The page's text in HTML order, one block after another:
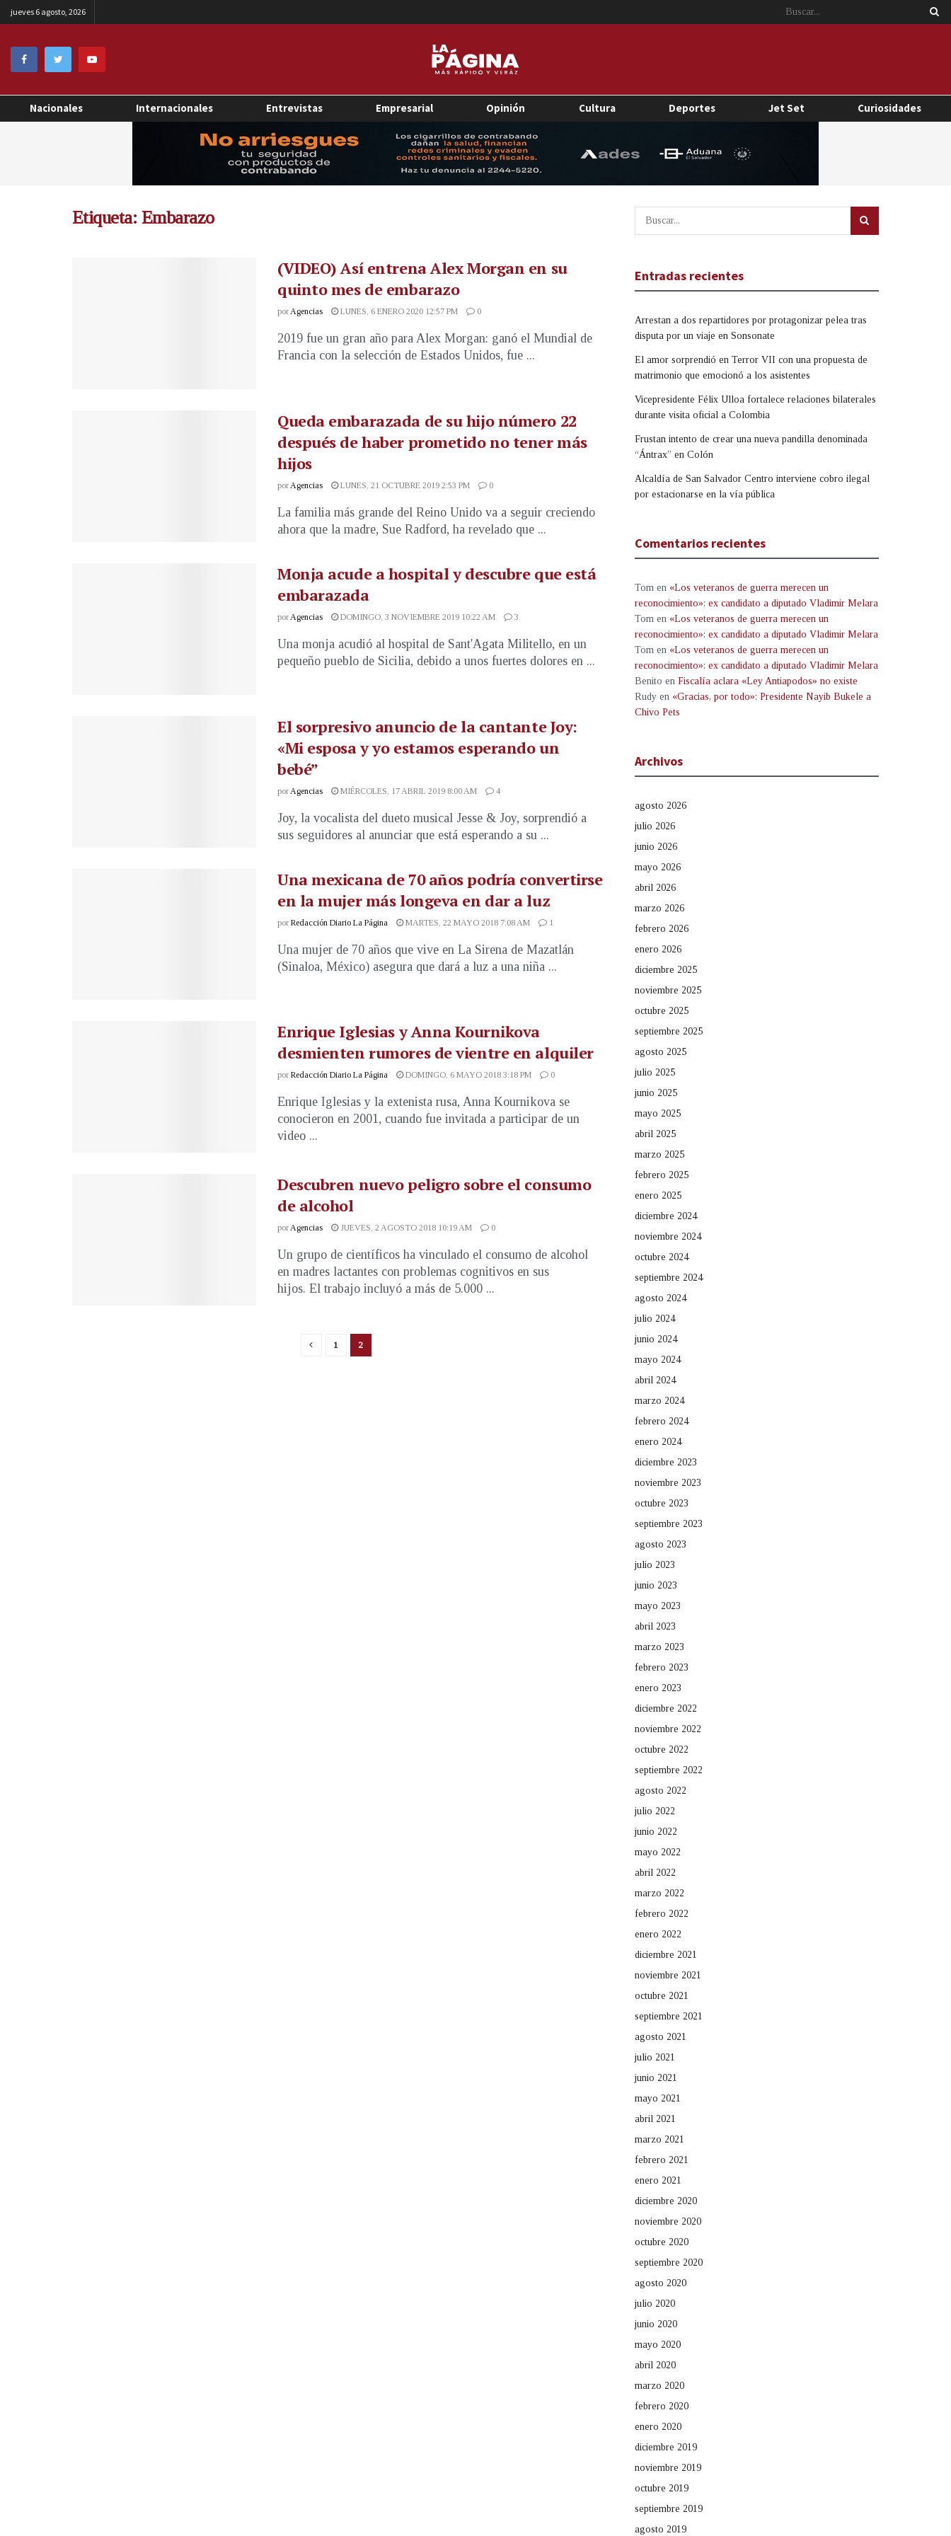
jueves 6 agosto, 2026
Nacionales Internacionales Entrevistas Empresarial Opinión Cultura Deportes Jet Set Curiosidades
Etiqueta: Embarazo
(VIDEO) Así entrena Alex Morgan en su
quinto mes de embarazo
porAgencias LUNES, 6 ENERO 2020 12:57 PM 0
2019 fue un gran año para Alex Morgan: ganó el Mundial de
Francia con la selección de Estados Unidos, fue ...
Queda embarazada de su hijo número 22
después de haber prometido no tener más
hijos
porAgencias LUNES, 21 OCTUBRE 2019 2:53 PM 0
La familia más grande del Reino Unido va a seguir creciendo
ahora que la madre, Sue Radford, ha revelado que ...
Monja acude a hospital y descubre que está
embarazada
por Agencias DOMINGO, 3 NOVIEMBRE 2019 10:22 AM 3
Una monja acudió al hospital de Sant'Agata Militello, en un
pequeño pueblo de Sicilia, debido a unos fuertes dolores en ...
El sorpresivo anuncio de la cantante Joy:
«Mi esposa y yo estamos esperando un
bebé”
por Agencias MIÉRCOLES, 17 ABRIL 2019 8:00 AM 4
Joy, la vocalista del dueto musical Jesse & Joy, sorprendió a
sus seguidores al anunciar que está esperando a su ...
Una mexicana de 70 años podría convertirse
en la mujer más longeva en dar a luz
por Redacción Diario La Página MARTES, 22 MAYO 2018 7:08 AM 1
Una mujer de 70 años que vive en La Sirena de Mazatlán
(Sinaloa, México) asegura que dará a luz a una niña ...
Enrique Iglesias y Anna Kournikova
desmienten rumores de vientre en alquiler
por Redacción Diario La Página DOMINGO, 6 MAYO 2018 3:18 PM 0
Enrique Iglesias y la extenista rusa, Anna Kournikova se
conocieron en 2001, cuando fue invitada a participar de un
video ...
Descubren nuevo peligro sobre el consumo
de alcohol
porAgencias JUEVES, 2 AGOSTO 2018 10:19 AM 0
Un grupo de científicos ha vinculado el consumo de alcohol
en madres lactantes con problemas cognitivos en sus
hijos. El trabajo incluyó a más de 5.000 ...
1 2
Entradas recientes
Arrestan a dos repartidores por protagonizar pelea tras
disputa por un viaje en Sonsonate
El amor sorprendió en Terror VII con una propuesta de
matrimonio que emocionó a los asistentes
Vicepresidente Félix Ulloa fortalece relaciones bilaterales
durante visita oficial a Colombia
Frustan intento de crear una nueva pandilla denominada
“Ántrax” en Colón
Alcaldía de San Salvador Centro interviene cobro ilegal
por estacionarse en la vía pública
Comentarios recientes
Tom en «Los veteranos de guerra merecen un
reconocimiento»: ex candidato a diputado Vladimir Melara
Tom en «Los veteranos de guerra merecen un
reconocimiento»: ex candidato a diputado Vladimir Melara
Tom en «Los veteranos de guerra merecen un
reconocimiento»: ex candidato a diputado Vladimir Melara
Benito en Fiscalía aclara «Ley Antiapodos» no existe
Rudy en «Gracias, por todo»: Presidente Nayib Bukele a
Chivo Pets
Archivos
agosto 2026
julio 2026
junio 2026
mayo 2026
abril 2026
marzo 2026
febrero 2026
enero 2026
diciembre 2025
noviembre 2025
octubre 2025
septiembre 2025
agosto 2025
julio 2025
junio 2025
mayo 2025
abril 2025
marzo 2025
febrero 2025
enero 2025
diciembre 2024
noviembre 2024
octubre 2024
septiembre 2024
agosto 2024
julio 2024
junio 2024
mayo 2024
abril 2024
marzo 2024
febrero 2024
enero 2024
diciembre 2023
noviembre 2023
octubre 2023
septiembre 2023
agosto 2023
julio 2023
junio 2023
mayo 2023
abril 2023
marzo 2023
febrero 2023
enero 2023
diciembre 2022
noviembre 2022
octubre 2022
septiembre 2022
agosto 2022
julio 2022
junio 2022
mayo 2022
abril 2022
marzo 2022
febrero 2022
enero 2022
diciembre 2021
noviembre 2021
octubre 2021
septiembre 2021
agosto 2021
julio 2021
junio 2021
mayo 2021
abril 2021
marzo 2021
febrero 2021
enero 2021
diciembre 2020
noviembre 2020
octubre 2020
septiembre 2020
agosto 2020
julio 2020
junio 2020
mayo 2020
abril 2020
marzo 2020
febrero 2020
enero 2020
diciembre 2019
noviembre 2019
octubre 2019
septiembre 2019
agosto 2019